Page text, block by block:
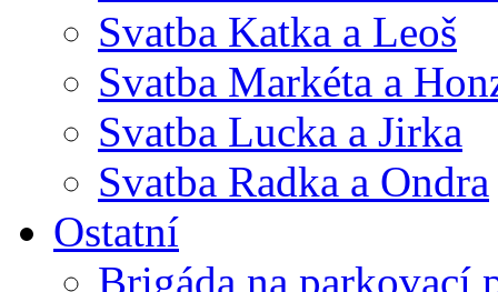
Svatba Katka a Leoš
Svatba Markéta a
Svatba Lucka a Jirka
Svatba Radka a Ondra
Ostatní
Brigáda na parkovací